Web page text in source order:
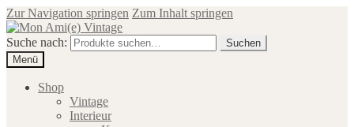
Zur Navigation springen Zum Inhalt springen
Suche nach:
Suchen
Menü
Shop
Vintage
Interieur